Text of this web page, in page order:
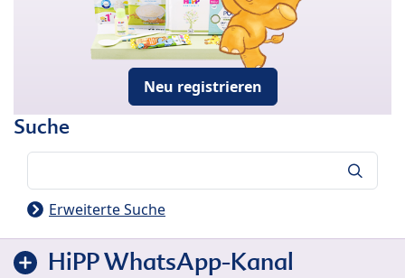
Neu registrieren
Suche
Erweiterte Suche
HiPP WhatsApp-Kanal